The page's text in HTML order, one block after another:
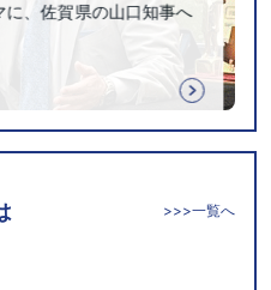
、佐賀県の山口知事へ
>>>一覧へ